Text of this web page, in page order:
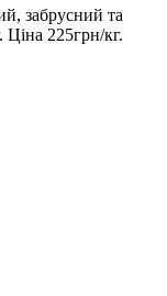
забрусний та
225грн/кг.